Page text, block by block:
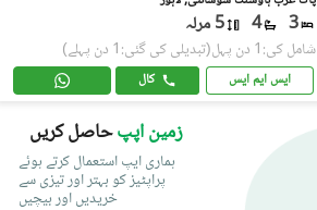
3
4 5 مرلہ
شامل کی:1 دن پہل (تبدیلی کی گئی:1 دن پہلے)
ایس ایم ایس کال
زمین اپپحاصل کریں
ہماری ایپ استعمال کرتے ہوئے
پراپٹیز کو بہتر اور تیزی سے
خریدیں اور بیچیں